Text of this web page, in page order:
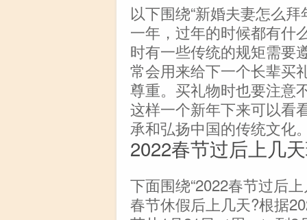
以下围绕“新婚夫妻怎么
一年，过年的时候都有什
时有一些传统的规矩需要
常会用来给下一个长辈买
尊重。买礼物时也要注意
这样一个新年下来可以看
承和弘扬中国的传统文化
2022春节过后上几
下面围绕“2022春节过后
春节休假后上几天?根据